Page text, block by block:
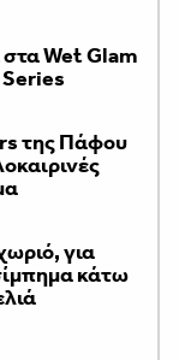
Wet Glam
της Πάφου
για
κάτω